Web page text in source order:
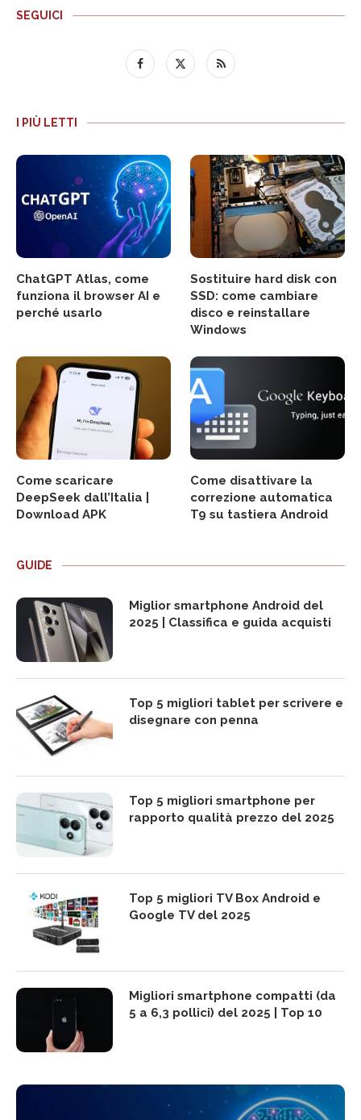
SEGUICI
I PIÙ LETTI
ChatGPT Atlas, come
funziona il browser AI e
perché usarlo
Sostituire hard disk con
SSD: come cambiare
disco e reinstallare
Windows
Come scaricare
DeepSeek dall’Italia |
Download APK
Come disattivare la
correzione automatica
T9 su tastiera Android
GUIDE
Miglior smartphone Android del
2025 | Classifica e guida acquisti
Top 5 migliori tablet per scrivere e
disegnare con penna
Top 5 migliori smartphone per
rapporto qualità prezzo del 2025
Top 5 migliori TV Box Android e
Google TV del 2025
Migliori smartphone compatti (da
5 a 6,3 pollici) del 2025 | Top 10